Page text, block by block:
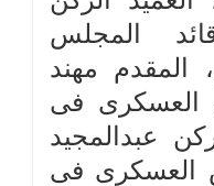
المجلس
مهند
العسكرى فى
عبدالمجيد
العسكرى فى